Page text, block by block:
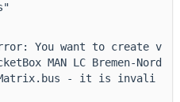
You want to create v
MAN LC Bremen-Nord
- it is invali